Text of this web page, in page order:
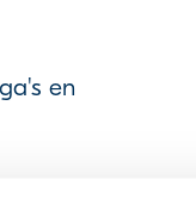
en